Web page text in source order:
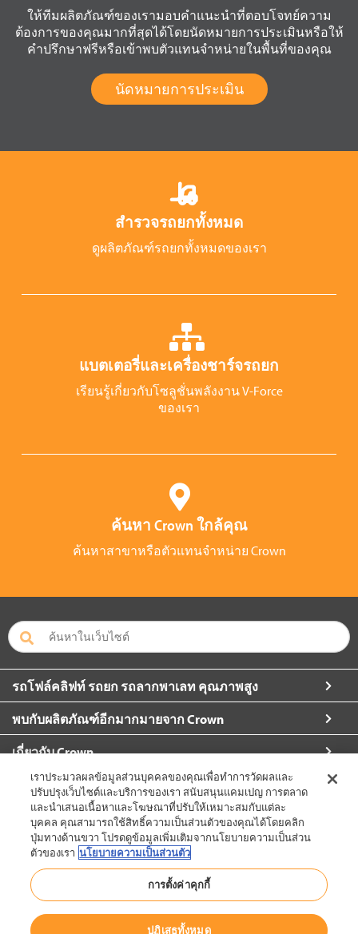
ให้ทีมผลิตภัณฑ์ของเรามอบคำแนะนำที่ตอบโจทย์ความ
ต้องการของคุณมากที่สุดได้โดยนัดหมายการประเมินหรือให้
คำปรึกษาฟรีหรือเข้าพบตัวแทนจำหน่ายในพื้นที่ของคุณ
นัดหมายการประเมิน
สำรวจรถยกทั้งหมด
ดูผลิตภัณฑ์รถยกทั้งหมดของเรา
แบตเตอรี่และเครื่องชาร์จรถยก
เรียนรู้เกี่ยวกับโซลูชั่นพลังงาน V-Force
ของเรา
ค้นหา Crown ใกล้คุณ
ค้นหาสาขาหรือตัวแทนจำหน่าย Crown
รถโฟล์คลิฟท์ รถยก รถลากพาเลท คุณภาพสูง
พบกับผลิตภัณฑ์อีกมากมายจาก Crown
เกี่ยวกับ Crown
ขอข้อมูลเพิ่มเติม
ประเทศไทย (เปลี่ยน)
กลับไปด้านบน
เราประมวลผลข้อมูลส่วนบุคคลของคุณเพื่อทำการวัดผลและ
ปรับปรุงเว็บไซต์และบริการของเรา สนับสนุนแคมเปญ การตลาด
และนำเสนอเนื้อหาและโฆษณาที่ปรับให้เหมาะสมกับแต่ละ
บุคคล คุณสามารถใช้สิทธิ์ความเป็นส่วนตัวของคุณได้โดยคลิก
ปุ่มทางด้านขวา โปรดดูข้อมูลเพิ่มเติมจากนโยบายความเป็นส่วน
ตัวของเรา นโยบายความเป็นส่วนตัว
การตั้งค่าคุกกี้
ปฏิเสธทั้งหมด